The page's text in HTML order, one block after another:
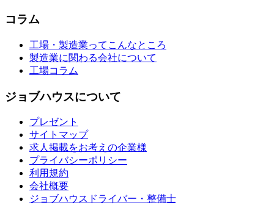
コラム
工場・製造業ってこんなところ
製造業に関わる会社について
工場コラム
ジョブハウスについて
プレゼント
サイトマップ
求人掲載をお考えの企業様
プライバシーポリシー
利用規約
会社概要
ジョブハウスドライバー・整備士